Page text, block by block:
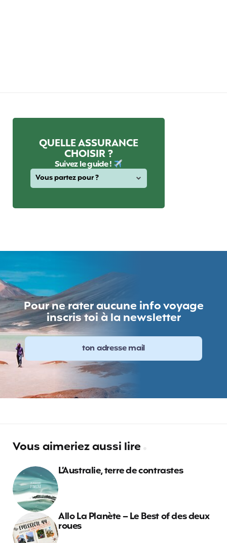
QUELLE ASSURANCE
CHOISIR ?
Suivez le guide !
Pour ne rater aucune info voyage
inscris toi à la newsletter
Vous aimeriez aussi lire
L’Australie, terre de contrastes
Allo La Planète – Le Best of des deux
roues